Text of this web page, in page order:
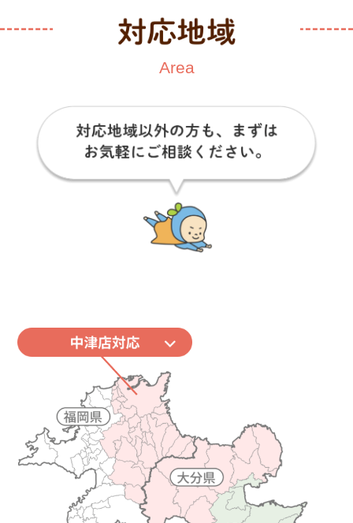
あわせて、壁紙・カーテン・襖
のお部屋にしたいという方にオ
ススメですよ！
詳しくはこちら
Area